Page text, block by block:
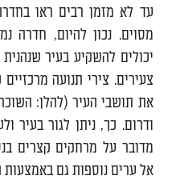
עד לא מזמן רבים ראו
מסוים. נכון להיום,
יכולים להשקיע בעיר
את תושבי העיר (להלן:
ודרום. כך, ניתן לגור בעיר
מדובר על מרחקים קצרים
אל ערים נוספות גם באמצעות